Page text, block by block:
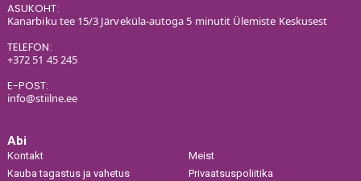
ASUKOHT:
Kanarbiku tee 15/3 Järveküla-autoga 5 minutit Ülemiste Keskusest
TELEFON:
+372 51 45 245
E-POST:
info@stiilne.ee
Abi
Kontakt
Kauba tagastus ja vahetus
Meist
Privaatsuspoliitika